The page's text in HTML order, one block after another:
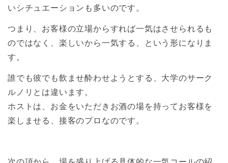
いシチュエーションも多いのです。
つまり、お客様の立場からすれば一気はさせられるも
のではなく、楽しいから一気する、という形になりま
す。
誰でも彼でも飲ませ酔わせようとする、大学のサーク
ルノリとは違います。
ホストは、お金をいただきお酒の場を持ってお客様を
楽しませる、接客のプロなのです。